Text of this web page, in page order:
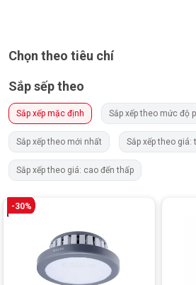
Chọn theo tiêu chí
Sắp sếp theo
Sắp xếp mặc định Sắp xếp theo mức độ
Sắp xếp theo mới nhất Sắp xếp theo giá:
Sắp xếp theo giá: cao đến thấp
-30%